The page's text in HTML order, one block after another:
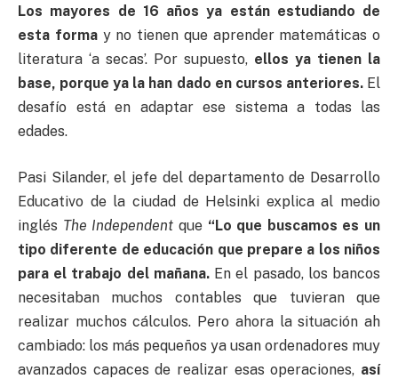
Los mayores de 16 años ya están estudiando de
esta formay no tienen que aprender matemáticas o
literatura ‘a secas’. Por supuesto, ellos ya tienen la
base, porque ya la han dado en cursos anteriores.El
desafío está en adaptar ese sistema a todas las
edades.
Pasi Silander, el jefe del departamento de Desarrollo
Educativo de la ciudad de Helsinki explica al medio
inglés The Independent que “Lo que buscamos es un
tipo diferente de educación que prepare a los niños
para el trabajo del mañana.En el pasado, los bancos
necesitaban muchos contables que tuvieran que
realizar muchos cálculos. Pero ahora la situación ah
cambiado: los más pequeños ya usan ordenadores muy
avanzados capaces de realizar esas operaciones, así